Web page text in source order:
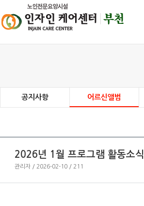
공지사항 어르신앨범
2026년 1월 프로그램 활동소식
관리자 / 2026-02-10 / 211